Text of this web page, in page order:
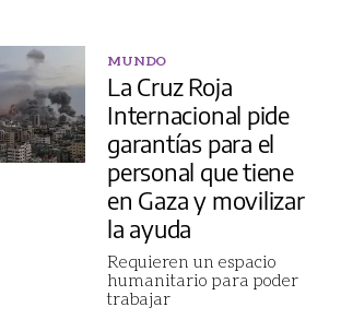
MUNDO
La Cruz Roja
Internacional pide
garantías para el
personal que tiene
en Gaza y movilizar
la ayuda
Requieren un espacio
humanitario para poder
trabajar